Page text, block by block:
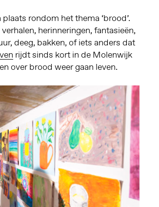
rondom het thema ‘brood’.
herinneringen, fantasieën,
deeg, bakken, of iets anders dat
rijdt sinds kort in de Molenwijk
over brood weer gaan leven.